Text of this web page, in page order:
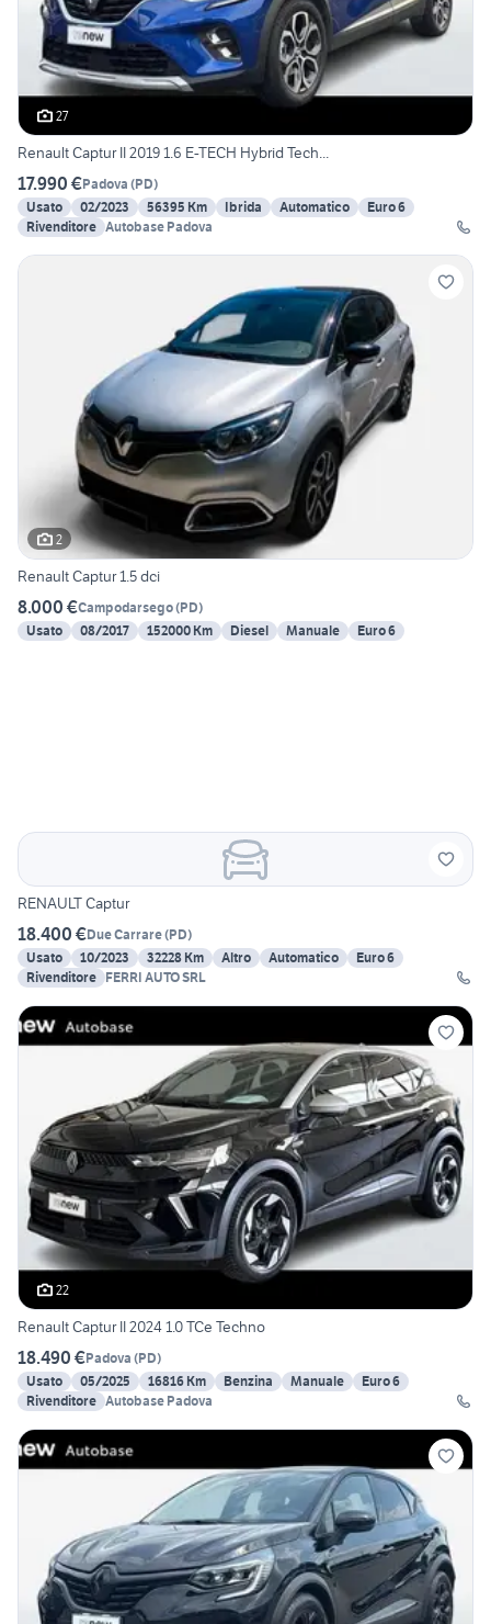
27
Renault Captur II 2019 1.6 E-TECH Hybrid Tech...
17.990 €Padova (PD)
Usato
02/2023 56395 Km Ibrida Automatico
Euro 6
Rivenditore Autobase Padova
2
Renault Captur 1.5 dci
8.000 €Campodarsego(PD)
Usato
08/2017 152000 Km Diesel Manuale Euro 6
RENAULT Captur
18.400 €Due Carrare(PD)
Usato
10/2023 32228 Km Altro Automatico
Euro 6
Rivenditore FERRI AUTO SRL
22
Renault Captur II 2024 1.0 TCe Techno
18.490 €Padova (PD)
Usato
05/2025 16816 Km Benzina Manuale
Euro 6
Rivenditore Autobase Padova